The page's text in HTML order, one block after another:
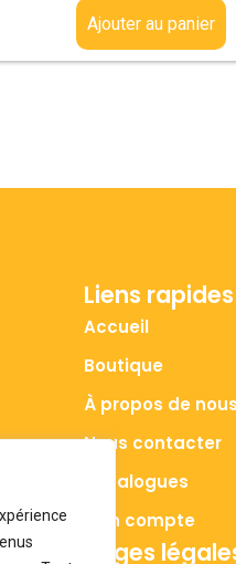
Ajouter au panier
Liens rapides
Accueil
Boutique
À propos de nous
Nous contacter
Catalogues
Mon compte
Pages